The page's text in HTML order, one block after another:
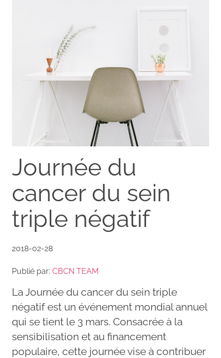
Journée du
cancer du sein
triple négatif
2018-02-28
Publié par: CBCN TEAM
La Journée du cancer du sein triple
négatif est un événement mondial annuel
qui se tient le 3 mars. Consacrée à la
sensibilisation et au financement
populaire, cette journée vise à contribuer